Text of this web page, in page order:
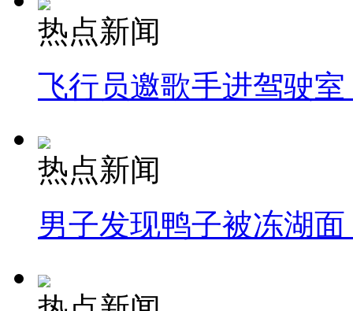
热点新闻
飞行员邀歌手进驾驶
热点新闻
男子发现鸭子被冻湖